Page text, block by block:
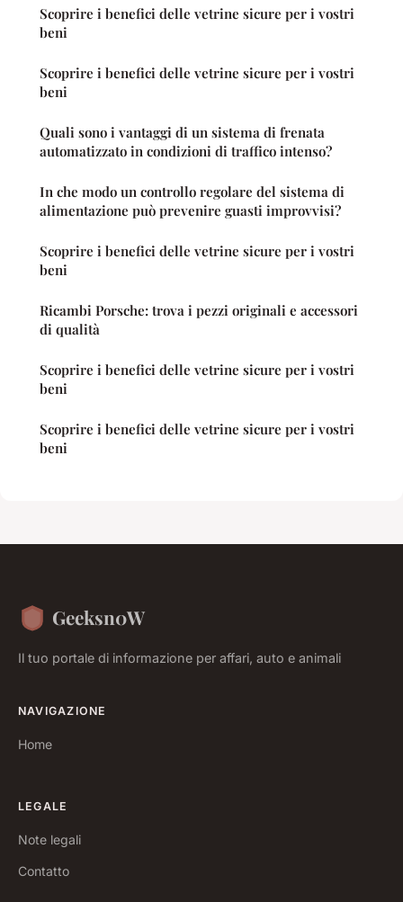
Scoprire i benefici delle vetrine sicure per i vostri
beni
Scoprire i benefici delle vetrine sicure per i vostri
beni
Quali sono i vantaggi di un sistema di frenata
automatizzato in condizioni di traffico intenso?
In che modo un controllo regolare del sistema di
alimentazione può prevenire guasti improvvisi?
Scoprire i benefici delle vetrine sicure per i vostri
beni
Ricambi Porsche: trova i pezzi originali e accessori
di qualità
Scoprire i benefici delle vetrine sicure per i vostri
beni
Scoprire i benefici delle vetrine sicure per i vostri
beni
Geeksn0W
Il tuo portale di informazione per affari, auto e animali
NAVIGAZIONE
Home
LEGALE
Note legali
Contatto